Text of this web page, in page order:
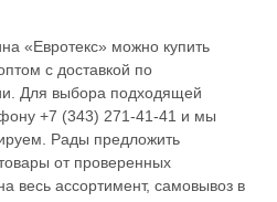
«Евротекс» можно купить
с доставкой по
Для выбора подходящей
+7 (343) 271-41-41 и мы
Рады предложить
от проверенных
весь ассортимент, самовывоз в